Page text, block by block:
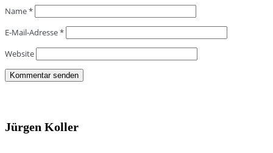
Name*
E-Mail-Adresse*
Website
Jürgen Koller